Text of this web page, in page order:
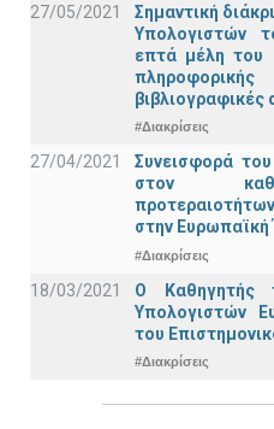
27/05/2021
Σημαντική
Υπολογιστών
επτά μέλη του
#Διακρίσεις
27/04/2021
Συνεισφορά
στον
στην
#Διακρίσεις
18/03/2021
Ο Καθηγητής
Υπολογιστών
του
#Διακρίσεις